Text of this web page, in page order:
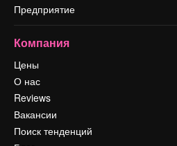
Предприятие
Компания
Цены
О нас
Reviews
Вакансии
Поиск тенденций